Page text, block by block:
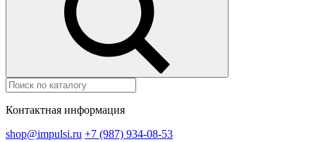
Контактная информация
shop@impulsi.ru +7 (987) 934-08-53